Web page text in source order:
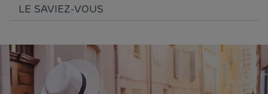
LE SAVIEZ-VOUS